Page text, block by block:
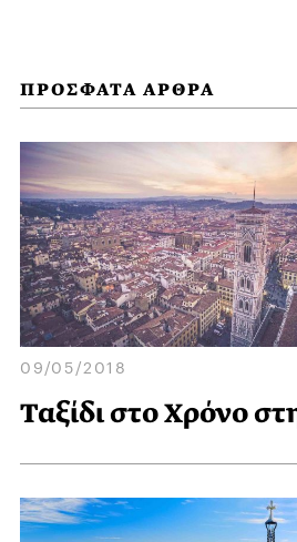
ΠΡΟΣΦΑΤΑ ΑΡΘΡΑ
09/05/2018
Ταξίδι στο Χρόνο